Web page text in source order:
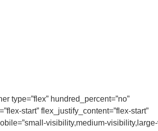
type=”flex” hundred_percent=”no”
start” flex_justify_content=”flex-start”
visibility,medium-